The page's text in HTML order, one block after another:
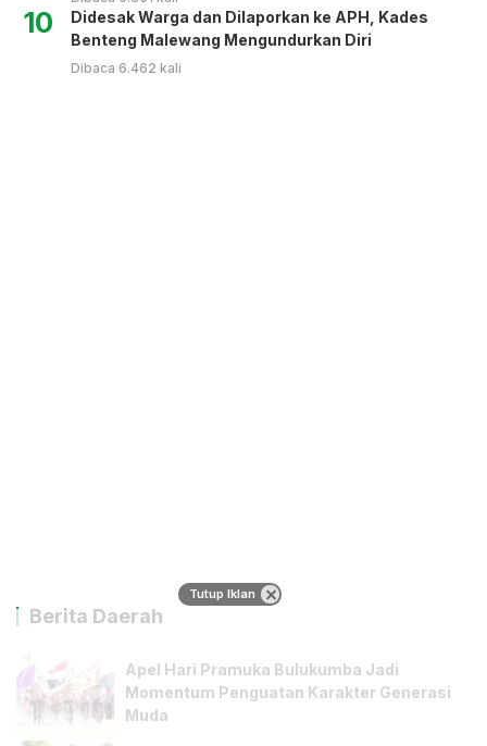
10
Didesak Warga dan Dilaporkan ke APH, Kades
Benteng Malewang Mengundurkan Diri
Dibaca 6.462 kali
Berita Daerah
Apel Hari Pramuka Bulukumba Jadi
Momentum Penguatan Karakter Generasi
Muda
Tutup Iklan